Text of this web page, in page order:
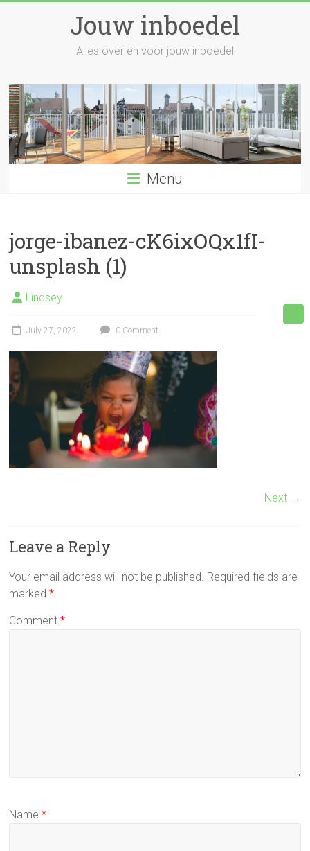
Jouw inboedel
Alles over en voor jouw inboedel
Menu
jorge-ibanez-cK6ixOQx1fI-
unsplash (1)
Lindsey
July 27, 2022 0 Comment
Next →
Leave a Reply
Your email address will not be published. Required fields are
marked*
Comment*
Name*